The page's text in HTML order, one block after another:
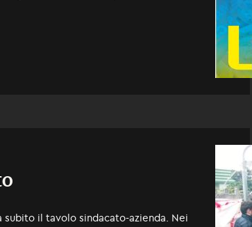
subito il tavolo sindacato-azienda. Nei